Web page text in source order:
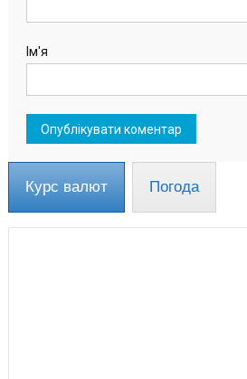
Ім'я
Курс валют Погода